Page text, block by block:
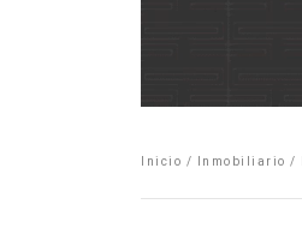
Inicio / Inmobiliario /